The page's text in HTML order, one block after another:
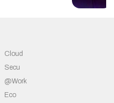
Cloud
Secu
@Work
Eco